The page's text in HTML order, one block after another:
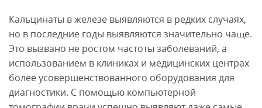
Кальцинаты в железе выявляются в редких случаях,
но в последние годы выявляются значительно чаще.
Это вызвано не ростом частоты заболеваний, а
использованием в клиниках и медицинских центрах
более усовершенствованного оборудования для
диагностики. С помощью компьютерной